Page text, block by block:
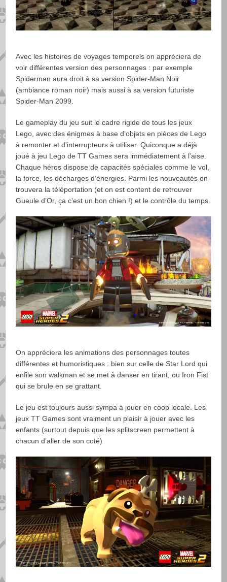
Avec les histoires de voyages temporels on appréciera de
voir différentes version des personnages : par exemple
Spiderman aura droit à sa version Spider-Man Noir
(ambiance roman noir) mais aussi à sa version futuriste
Spider-Man 2099.
Le gameplay du jeu suit le cadre rigide de tous les jeux
Lego, avec des énigmes à base d’objets en pièces de Lego
à remonter et d’interrupteurs à utiliser. Quiconque a déjà
joué à jeu Lego de TT Games sera immédiatement à l’aise.
Chaque héros dispose de capacités spéciales comme le vol,
la force, les décharges d’énergies. Parmi les nouveautés on
trouvera la téléportation (et on est content de retrouver
Gueule d’Or, ça c’est un bon chien !) et le contrôle du temps.
On appréciera les animations des personnages toutes
différentes et humoristiques : bien sur celle de Star Lord qui
enfile son walkman et se met à danser en tirant, ou Iron Fist
qui se brule en se grattant.
Le jeu est toujours aussi sympa à jouer en coop locale. Les
jeux TT Games sont vraiment un plaisir à jouer avec les
enfants (surtout depuis que les splitscreen permettent à
chacun d’aller de son coté)